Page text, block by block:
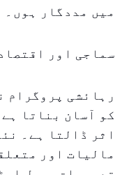
میں مددگار ہوں۔
سماجی اور
رہائشی پروگرام
کو آسان بناتا
اثر ڈالتا ہے۔
مالیات اور